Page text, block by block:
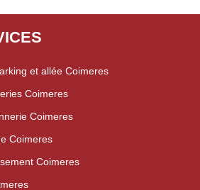
et allée Coimeres
Coimeres
Coimeres
Coimeres
Coimeres